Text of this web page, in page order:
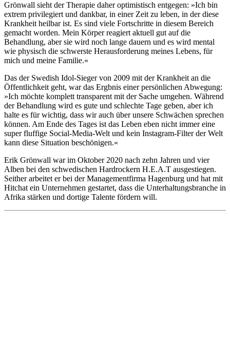
Grönwall sieht der Therapie daher optimistisch entgegen: »Ich bin
extrem privilegiert und dankbar, in einer Zeit zu leben, in der diese
Krankheit heilbar ist. Es sind viele Fortschritte in diesem Bereich
gemacht worden. Mein Körper reagiert aktuell gut auf die
Behandlung, aber sie wird noch lange dauern und es wird mental
wie physisch die schwerste Herausforderung meines Lebens, für
mich und meine Familie.«
Das der Swedish Idol-Sieger von 2009 mit der Krankheit an die
Öffentlichkeit geht, war das Ergbnis einer persönlichen Abwegung:
»Ich möchte komplett transparent mit der Sache umgehen. Während
der Behandlung wird es gute und schlechte Tage geben, aber ich
halte es für wichtig, dass wir auch über unsere Schwächen sprechen
können. Am Ende des Tages ist das Leben eben nicht immer eine
super fluffige Social-Media-Welt und kein Instagram-Filter der Welt
kann diese Situation beschönigen.«
Erik Grönwall war im Oktober 2020 nach zehn Jahren und vier
Alben bei den schwedischen Hardrockern H.E.A.T ausgestiegen.
Seither arbeitet er bei der Managementfirma Hagenburg und hat mit
Hitchat ein Unternehmen gestartet, dass die Unterhaltungsbranche in
Afrika stärken und dortige Talente fördern will.